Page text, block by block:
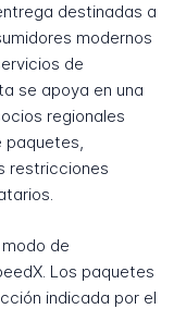
destinadas a
modernos
de
se apoya en una
regionales
paquetes,
restricciones
de
Los paquetes
indicada por el